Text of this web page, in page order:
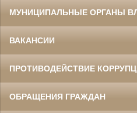
МУНИЦИПАЛЬНЫЕ ОРГАНЫ
ВАКАНСИИ
ПРОТИВОДЕЙСТВИЕ
ОБРАЩЕНИЯ ГРАЖДАН